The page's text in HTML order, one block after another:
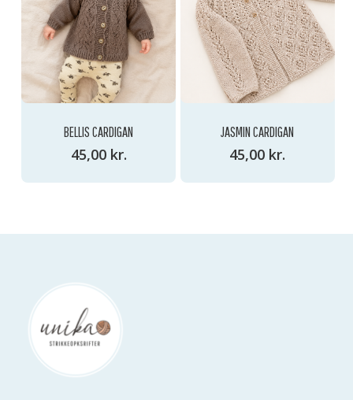
BELLIS CARDIGAN
45,00 kr.
JASMIN CARDIGAN
45,00 kr.